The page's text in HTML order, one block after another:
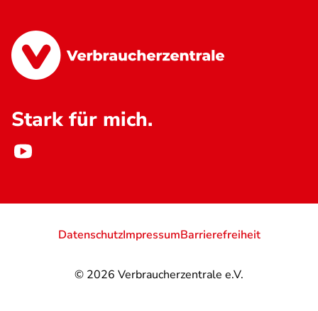
Stark für mich.
© 2026 Verbraucherzentrale e.V.
DatenschutzImpressumBarrierefreiheit